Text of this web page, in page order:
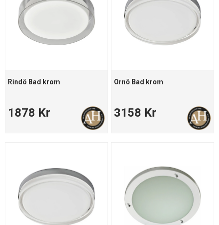
Rindö Bad krom
1878 Kr
Ornö Bad krom
3158 Kr